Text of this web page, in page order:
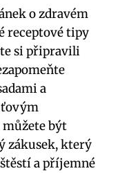
o zdravém
receptové tipy
si připravili
a
být
zákusek, který
a příjemné